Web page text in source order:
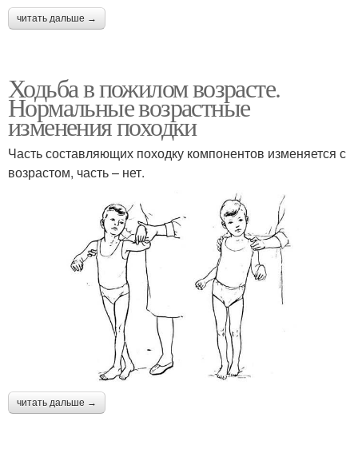
читать дальше →
Ходьба в пожилом возрасте.
Нормальные возрастные
изменения походки
Часть составляющих походку компонентов изменяется с
возрастом, часть – нет.
читать дальше →